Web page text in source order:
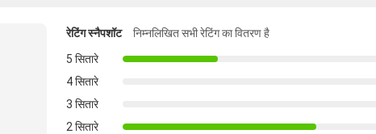
रेटिंग स्नैपशॉट
निम्नलिखित सभी रेटिंग का वितरण है
5 सितारे
4 सितारे
3 सितारे
2 सितारे